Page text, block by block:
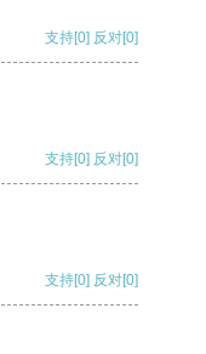
支持[0] 反对[0]
支持[0] 反对[0]
支持[0] 反对[0]